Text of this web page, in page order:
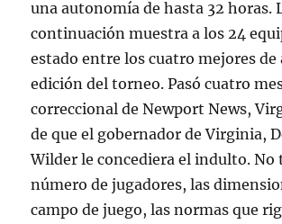
una autonomía de hasta 32 horas.
continuación muestra a los 24
estado entre los cuatro mejores de
edición del torneo. Pasó cuatro
correccional de Newport News,
de que el gobernador de Virginia,
Wilder le concediera el indulto. No
número de jugadores, las
campo de juego, las normas que